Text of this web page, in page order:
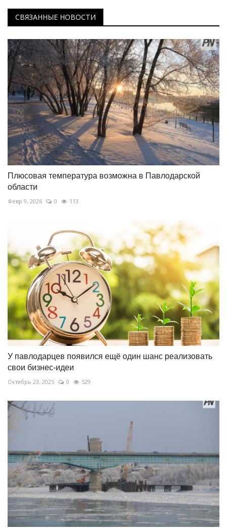
СВЯЗАННЫЕ НОВОСТИ
Плюсовая температура возможна в Павлодарской
области
Февр 9, 2026 0 113
У павлодарцев появился ещё один шанс реализовать
свои бизнес-идеи
Октябрь 23, 2025 0 529